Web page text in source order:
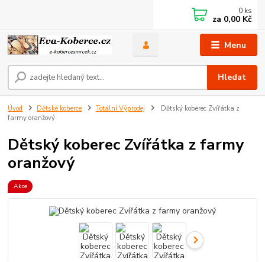
Menu
Hledat
0 ks
za 0,00 Kč
Úvod Dětské koberce Totální Výprodej
Dětský koberec Zvířátka z
farmy oranžový
Dětský koberec Zvířátka z farmy
oranžový
Akce